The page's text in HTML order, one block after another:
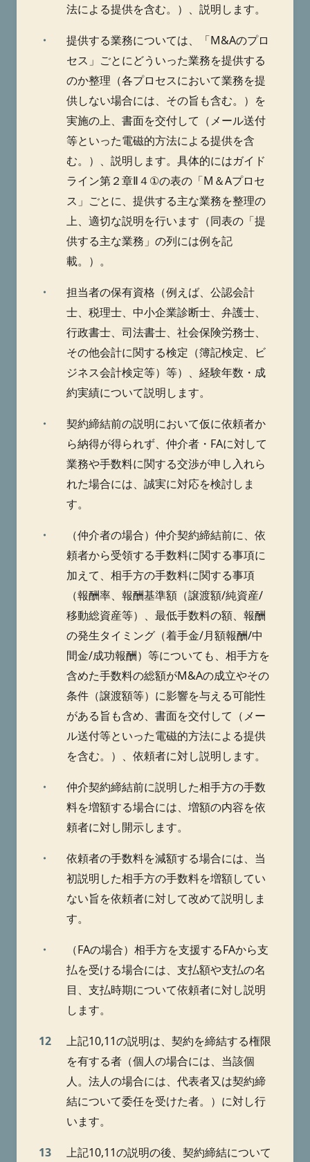
法による提供を含む。）、説明します。
・
提供する業務については、「M&Aのプロ
セス」ごとにどういった業務を提供する
のか整理（各プロセスにおいて業務を提
供しない場合には、その旨も含む。）を
実施の上、書面を交付して（メール送付
等といった電磁的方法による提供を含
む。）、説明します。具体的にはガイド
ライン第２章Ⅱ４①の表の「M＆Aプロセ
ス」ごとに、提供する主な業務を整理の
上、適切な説明を行います（同表の「提
供する主な業務」の列には例を記
載。）。
・
担当者の保有資格（例えば、公認会計
士、税理士、中小企業診断士、弁護士、
行政書士、司法書士、社会保険労務士、
その他会計に関する検定（簿記検定、ビ
ジネス会計検定等）等）、経験年数・成
約実績について説明します。
・
契約締結前の説明において仮に依頼者か
ら納得が得られず、仲介者・FAに対して
業務や手数料に関する交渉が申し入れら
れた場合には、誠実に対応を検討しま
す。
・
（仲介者の場合）仲介契約締結前に、依
頼者から受領する手数料に関する事項に
加えて、相手方の手数料に関する事項
（報酬率、報酬基準額（譲渡額/純資産/
移動総資産等）、最低手数料の額、報酬
の発生タイミング（着手金/月額報酬/中
間金/成功報酬）等についても、相手方を
含めた手数料の総額がM&Aの成立やその
条件（譲渡額等）に影響を与える可能性
がある旨も含め、書面を交付して（メー
ル送付等といった電磁的方法による提供
を含む。）、依頼者に対し説明します。
・
仲介契約締結前に説明した相手方の手数
料を増額する場合には、増額の内容を依
頼者に対し開示します。
・
依頼者の手数料を減額する場合には、当
初説明した相手方の手数料を増額してい
ない旨を依頼者に対して改めて説明しま
す。
・
（FAの場合）相手方を支援するFAから支
払を受ける場合には、支払額や支払の名
目、支払時期について依頼者に対し説明
します。
12
上記10,11の説明は、契約を締結する権限
を有する者（個人の場合には、当該個
人。法人の場合には、代表者又は契約締
結について委任を受けた者。）に対し行
います。
13
上記10,11の説明の後、契約締結について